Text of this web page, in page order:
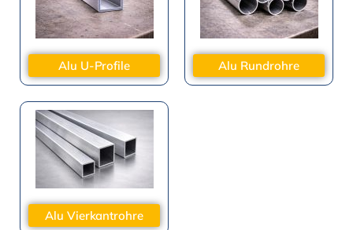
Alu U-Profile Alu Rundrohre
Alu Vierkantrohre